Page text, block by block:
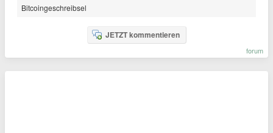
Bitcoingeschreibsel
JETZT kommentieren
forum